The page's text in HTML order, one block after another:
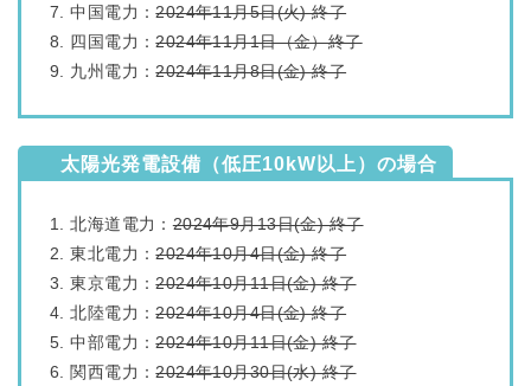
中国電力：2024年11月5日(火) 終了
四国電力：2024年11月1日（金）終了
九州電力：2024年11月8日(金) 終了
太陽光発電設備（低圧10kW以上）の場合
北海道電力：2024年9月13日(金) 終了
東北電力：2024年10月4日(金) 終了
東京電力：2024年10月11日(金) 終了
北陸電力：2024年10月4日(金) 終了
中部電力：2024年10月11日(金) 終了
関西電力：2024年10月30日(水) 終了